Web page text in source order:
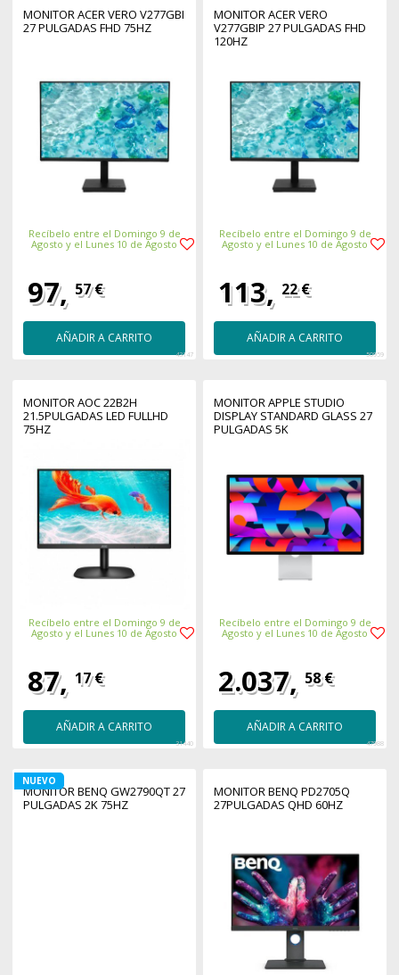
MONITOR ACER VERO V277GBI
27 PULGADAS FHD 75HZ
Recíbelo entre el Domingo 9 de
Agosto y el Lunes 10 de Agosto
97, 57 €
AÑADIR A CARRITO
43147
MONITOR ACER VERO
V277GBIP 27 PULGADAS FHD
120HZ
Recíbelo entre el Domingo 9 de
Agosto y el Lunes 10 de Agosto
113, 22 €
AÑADIR A CARRITO
50959
MONITOR AOC 22B2H
21.5PULGADAS LED FULLHD
75HZ
Recíbelo entre el Domingo 9 de
Agosto y el Lunes 10 de Agosto
87, 17 €
AÑADIR A CARRITO
31440
MONITOR APPLE STUDIO
DISPLAY STANDARD GLASS 27
PULGADAS 5K
Recíbelo entre el Domingo 9 de
Agosto y el Lunes 10 de Agosto
2.037, 58 €
AÑADIR A CARRITO
47988
MONITOR BENQ GW2790QT 27
PULGADAS 2K 75HZ
NUEVO
MONITOR BENQ PD2705Q
27PULGADAS QHD 60HZ